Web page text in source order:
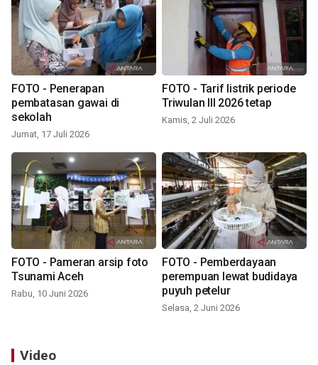
FOTO - Penerapan
pembatasan gawai di
sekolah
Jumat, 17 Juli 2026
FOTO - Tarif listrik periode
Triwulan III 2026 tetap
Kamis, 2 Juli 2026
FOTO - Pameran arsip foto
Tsunami Aceh
Rabu, 10 Juni 2026
FOTO - Pemberdayaan
perempuan lewat budidaya
puyuh petelur
Selasa, 2 Juni 2026
Video